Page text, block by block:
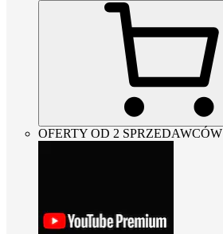
OFERTY OD 2 SPRZEDAWCÓW